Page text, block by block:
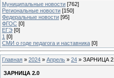
Муниципальные новости [762]
Региональные новости [150]
Федеральные новости [95]
ФГОС [0]
ЕГЭ [0]
1 [0]
СМИ о годе педагога и наставника [0]
Главная » 2024 » Апрель » 24 » ЗАРНИЦА
ЗАРНИЦА 2.0